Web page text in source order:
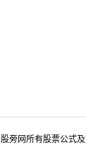
股旁网所有股票公式